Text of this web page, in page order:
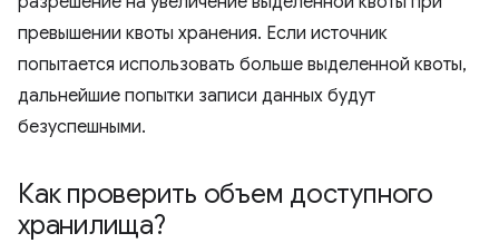
превышении квоты хранения. Если источник
попытается использовать больше выделенной квоты,
дальнейшие попытки записи данных будут
безуспешными.
Как проверить объем доступного
хранилища?